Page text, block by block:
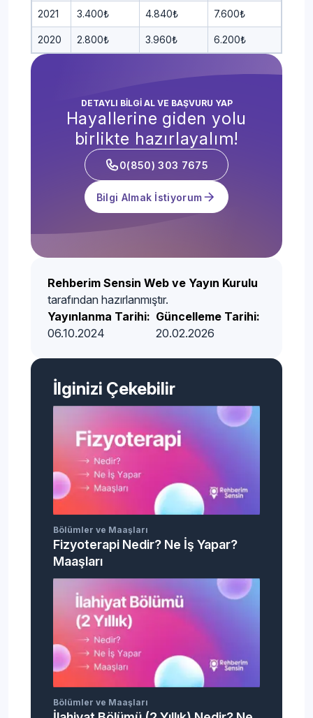
2021 3.400₺ 4.840₺ 7.600₺
2020 2.800₺ 3.960₺ 6.200₺
DETAYLI BİLGİ AL VE BAŞVURU YAP
Hayallerine giden yolu
birlikte hazırlayalım!
0(850) 303 7675
Bilgi Almak İstiyorum
Rehberim Sensin Web ve Yayın Kurulu
tarafından hazırlanmıştır.
Yayınlanma Tarihi:
06.10.2024
Güncelleme Tarihi:
20.02.2026
İlginizi Çekebilir
Bölümler ve Maaşları
Fizyoterapi Nedir? Ne İş Yapar?
Maaşları
Bölümler ve Maaşları